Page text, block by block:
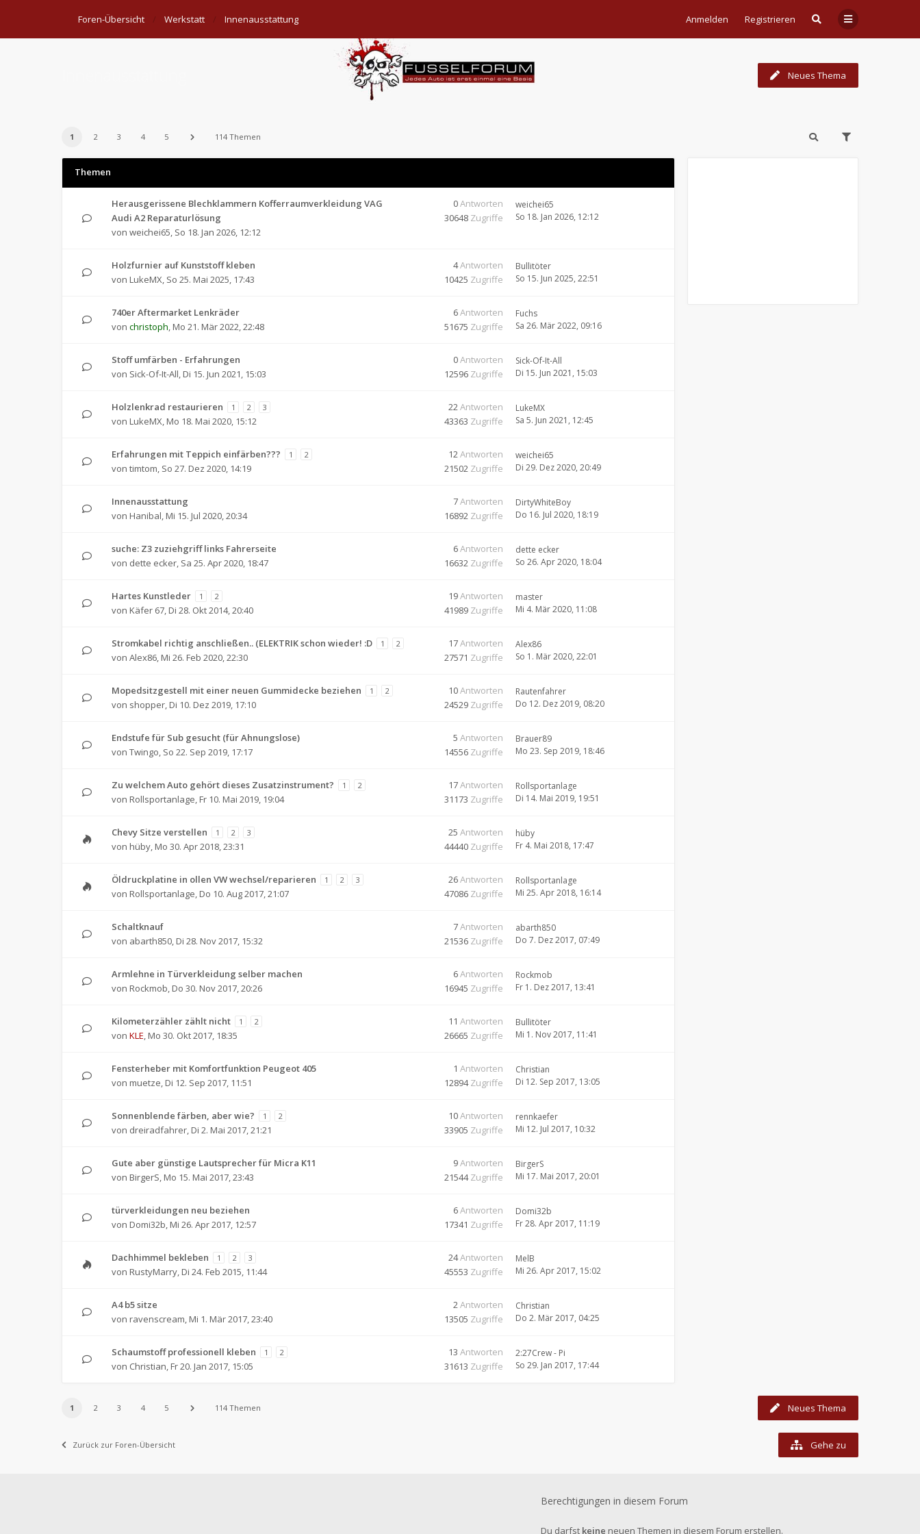
Anmelden Registrieren
Foren-Übersicht Werkstatt Innenausstattung
Neues Thema
1 2 3 4 5 114 Themen
Themen
Herausgerissene Blechklammern Kofferraumverkleidung VAG
Audi A2 Reparaturlösung
von weichei65, So 18. Jan 2026, 12:12
0Antworten
30648 Zugriffe
weichei65
So 18. Jan 2026, 12:12
Holzfurnier auf Kunststoff kleben
von LukeMX, So 25. Mai 2025, 17:43
4Antworten
10425 Zugriffe
Bullitöter
So 15. Jun 2025, 22:51
740er Aftermarket Lenkräder
von christoph, Mo 21. Mär 2022, 22:48
6Antworten
51675 Zugriffe
Fuchs
Sa 26. Mär 2022, 09:16
Stoff umfärben - Erfahrungen
von Sick-Of-It-All, Di 15. Jun 2021, 15:03
0Antworten
12596 Zugriffe
Sick-Of-It-All
Di 15. Jun 2021, 15:03
Holzlenkrad restaurieren 1 2 3
von LukeMX, Mo 18. Mai 2020, 15:12
22Antworten
43363 Zugriffe
LukeMX
Sa 5. Jun 2021, 12:45
Erfahrungen mit Teppich einfärben??? 1 2
von timtom, So 27. Dez 2020, 14:19
12Antworten
21502 Zugriffe
weichei65
Di 29. Dez 2020, 20:49
Innenausstattung
von Hanibal, Mi 15. Jul 2020, 20:34
7Antworten
16892 Zugriffe
DirtyWhiteBoy
Do 16. Jul 2020, 18:19
suche: Z3 zuziehgriff links Fahrerseite
von dette ecker, Sa 25. Apr 2020, 18:47
6Antworten
16632 Zugriffe
dette ecker
So 26. Apr 2020, 18:04
Hartes Kunstleder 1 2
von Käfer 67, Di 28. Okt 2014, 20:40
19Antworten
41989 Zugriffe
master
Mi 4. Mär 2020, 11:08
Stromkabel richtig anschließen.. (ELEKTRIK schon wieder! :D 1 2
von Alex86, Mi 26. Feb 2020, 22:30
17Antworten
27571 Zugriffe
Alex86
So 1. Mär 2020, 22:01
Mopedsitzgestell mit einer neuen Gummidecke beziehen 1 2
von shopper, Di 10. Dez 2019, 17:10
10Antworten
24529 Zugriffe
Rautenfahrer
Do 12. Dez 2019, 08:20
Endstufe für Sub gesucht (für Ahnungslose)
von Twingo, So 22. Sep 2019, 17:17
5 Antworten
14556 Zugriffe
Brauer89
Mo 23. Sep 2019, 18:46
Zu welchem Auto gehört dieses Zusatzinstrument? 1 2
von Rollsportanlage, Fr 10. Mai 2019, 19:04
17Antworten
31173 Zugriffe
Rollsportanlage
Di 14. Mai 2019, 19:51
Chevy Sitze verstellen 1 2 3
von hüby, Mo 30. Apr 2018, 23:31
25 Antworten
44440 Zugriffe
hüby
Fr 4. Mai 2018, 17:47
Öldruckplatine in ollen VW wechsel/reparieren 1 2 3
von Rollsportanlage, Do 10. Aug 2017, 21:07
26Antworten
47086 Zugriffe
Rollsportanlage
Mi 25. Apr 2018, 16:14
Schaltknauf
von abarth850, Di 28. Nov 2017, 15:32
7Antworten
21536 Zugriffe
abarth850
Do 7. Dez 2017, 07:49
Armlehne in Türverkleidung selber machen
von Rockmob, Do 30. Nov 2017, 20:26
6Antworten
16945 Zugriffe
Rockmob
Fr 1. Dez 2017, 13:41
Kilometerzähler zählt nicht 1 2
von KLE, Mo 30. Okt 2017, 18:35
11 Antworten
26665 Zugriffe
Bullitöter
Mi 1. Nov 2017, 11:41
Fensterheber mit Komfortfunktion Peugeot 405
von muetze, Di 12. Sep 2017, 11:51
1 Antworten
12894Zugriffe
Christian
Di 12. Sep 2017, 13:05
Sonnenblende färben, aber wie? 1 2
von dreiradfahrer, Di 2. Mai 2017, 21:21
10Antworten
33905 Zugriffe
rennkaefer
Mi 12. Jul 2017, 10:32
Gute aber günstige Lautsprecher für Micra K11
von BirgerS, Mo 15. Mai 2017, 23:43
9Antworten
21544Zugriffe
BirgerS
Mi 17. Mai 2017, 20:01
türverkleidungen neu beziehen
von Domi32b, Mi 26. Apr 2017, 12:57
6Antworten
17341 Zugriffe
Domi32b
Fr 28. Apr 2017, 11:19
Dachhimmel bekleben 1 2 3
von RustyMarry, Di 24. Feb 2015, 11:44
24Antworten
45553 Zugriffe
MelB
Mi 26. Apr 2017, 15:02
A4 b5 sitze
von ravenscream, Mi 1. Mär 2017, 23:40
2Antworten
13505 Zugriffe
Christian
Do 2. Mär 2017, 04:25
Schaumstoff professionell kleben 1 2
von Christian, Fr 20. Jan 2017, 15:05
13 Antworten
31613 Zugriffe
2:27Crew - Pi
So 29. Jan 2017, 17:44
Neues Thema
1 2 3 4 5 114 Themen
Zurück zur Foren-Übersicht Gehe zu
Berechtigungen in diesem Forum
Du darfst keine neuen Themen in diesem Forum erstellen.